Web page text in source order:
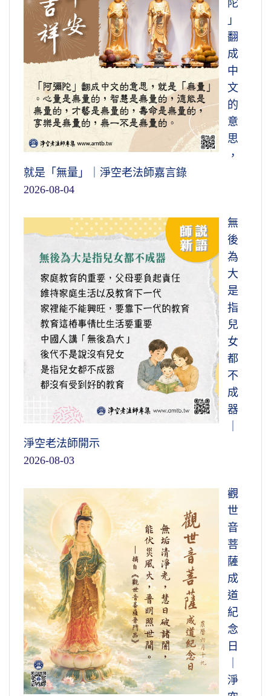
陀
」
翻
成
中
文
的
意
思
，
就是「無量」｜淨空老法師嘉言錄
2026-08-04
無
後
為
大
是
指
兒
女
都
不
成
器
淨空老法師開示
2026-08-03
觀
世
音
菩
薩
成
道
紀
念
日
淨